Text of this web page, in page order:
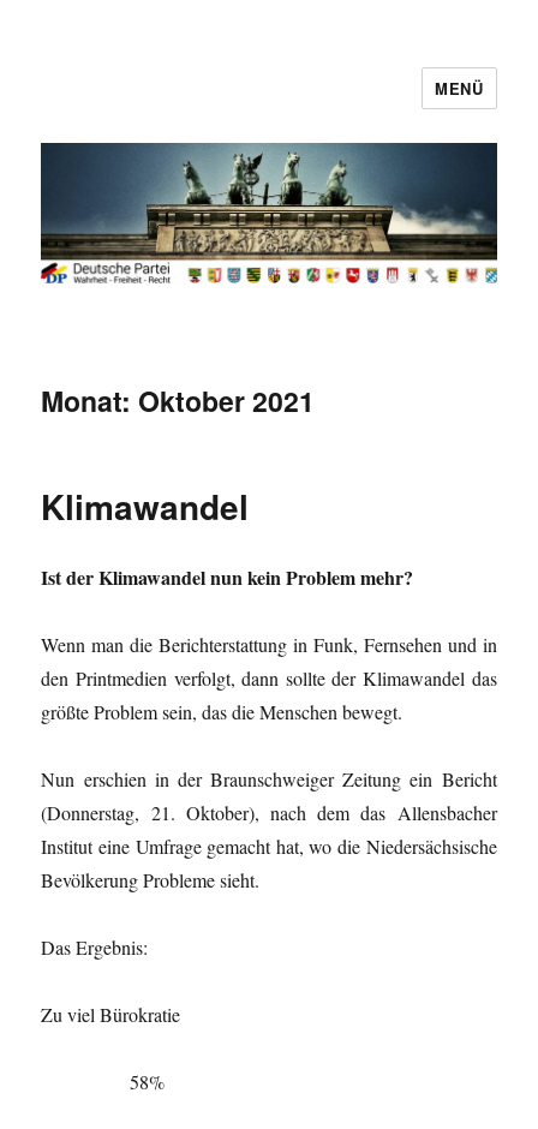
MENÜ
Monat: Oktober 2021
Klimawandel
Ist der Klimawandel nun kein Problem mehr?
Wenn man die Berichterstattung in Funk, Fernsehen und in
den Printmedien verfolgt, dann sollte der Klimawandel das
größte Problem sein, das die Menschen bewegt.
Nun erschien in der Braunschweiger Zeitung ein Bericht
(Donnerstag, 21. Oktober), nach dem das Allensbacher
Institut eine Umfrage gemacht hat, wo die Niedersächsische
Bevölkerung Probleme sieht.
Das Ergebnis:
Zu viel Bürokratie
58%